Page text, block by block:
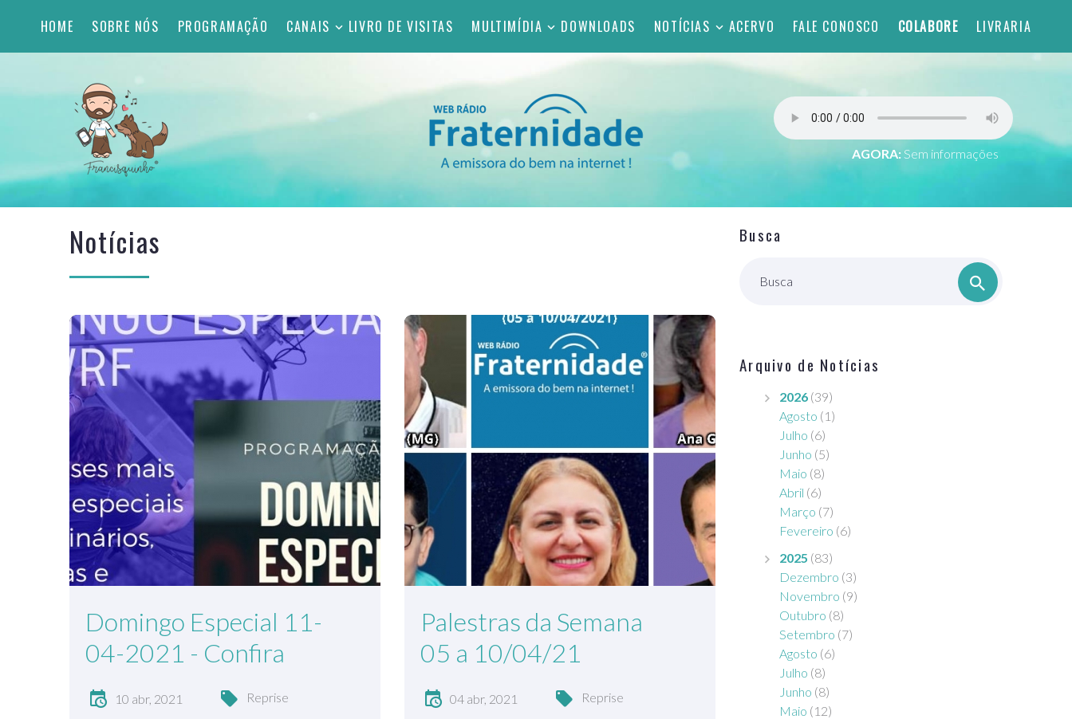
HOME SOBRE NÓS PROGRAMAÇÃO CANAIS LIVRO DE VISITAS MULTIMÍDIA DOWNLOADS NOTÍCIAS ACERVO FALE CONOSCO COLABORE LIVRARIA
AGORA: Sem informações
Notícias
Domingo Especial 11-
04-2021 - Confira
10 abr, 2021 Reprise
Palestras da Semana
05 a 10/04/21
04 abr, 2021 Reprise
Busca
Busca
Arquivo de Notícias
2026 (39)
Agosto (1)
Julho (6)
Junho (5)
Maio (8)
Abril (6)
Março (7)
Fevereiro (6)
2025 (83)
Dezembro (3)
Novembro (9)
Outubro (8)
Setembro (7)
Agosto (6)
Julho (8)
Junho (8)
Maio (12)